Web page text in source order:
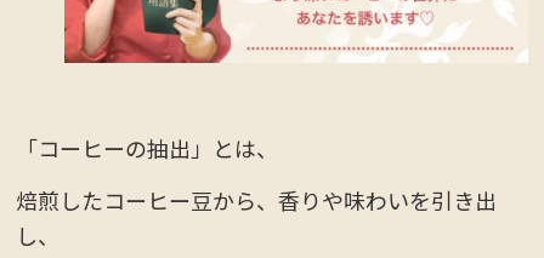
「コーヒーの抽出」とは、
焙煎したコーヒー豆から、香りや味わいを引き出
し、